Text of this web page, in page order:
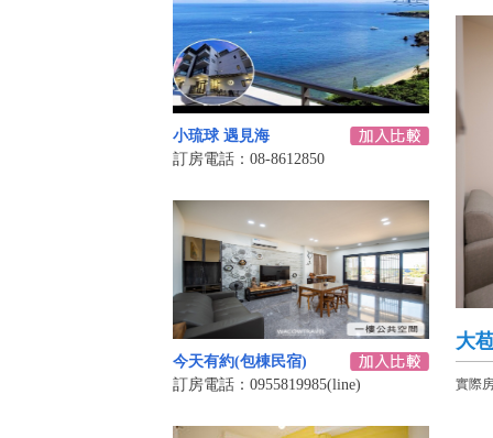
小琉球 遇見海
訂房電話：08-8612850
今天有約(包棟民宿)
訂房電話：0955819985(line)
大
實際